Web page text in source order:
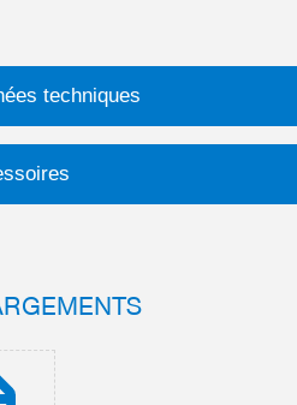
techniques